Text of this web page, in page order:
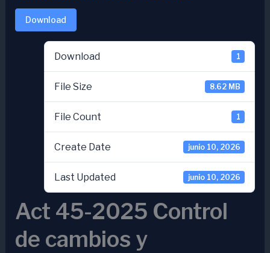
Download
Download 1
File Size 8.62 MB
File Count 1
Create Date junio 10, 2026
Last Updated junio 10, 2026
Act 45-2025 Control
de cambios y